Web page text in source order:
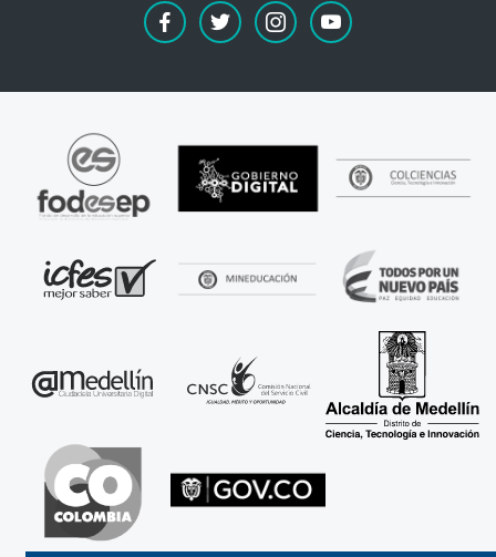
facebooktwitter instagramyoutube